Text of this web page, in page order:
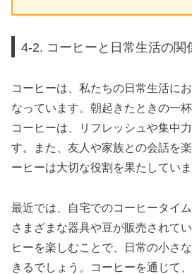
4-2. コーヒーと日常生活の関
コーヒーは、私たちの日常生活に
なっています。朝起きたときの一
コーヒーは、リフレッシュや集中
す。また、友人や家族との会話を
ーヒーは大切な役割を果たしていま
最近では、自宅でのコーヒータイ
さまざまな器具や豆が販売されて
ヒーを楽しむことで、日常の小さ
きるでしょう。コーヒーを通じて